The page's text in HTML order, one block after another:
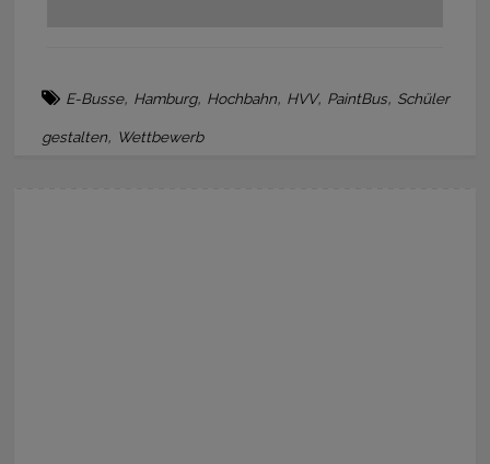
E-Busse, Hamburg, Hochbahn, HVV, PaintBus, Schüler
gestalten, Wettbewerb